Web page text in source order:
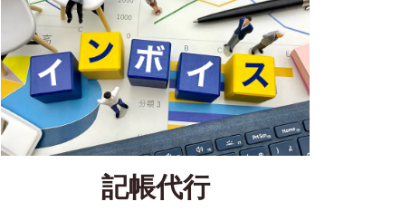
記帳代行